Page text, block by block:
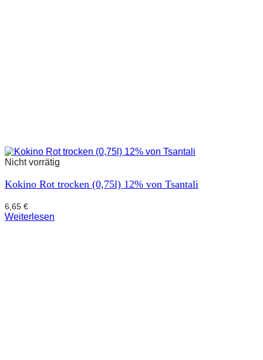
Nicht vorrätig
Kokino Rot trocken (0,75l) 12% von Tsantali
6,65 €
Weiterlesen